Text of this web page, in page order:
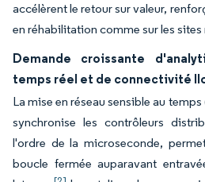
accélèrent le retour sur valeur,
en réhabilitation comme sur les sites
Demande croissante
temps réel et de connectivité
La mise en réseau sensible au
synchronise les contrôleurs
l'ordre de la microseconde,
boucle fermée auparavant